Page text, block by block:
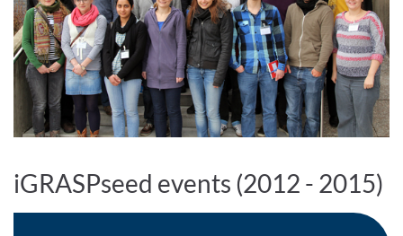
iGRASPseed events (2012 - 2015)